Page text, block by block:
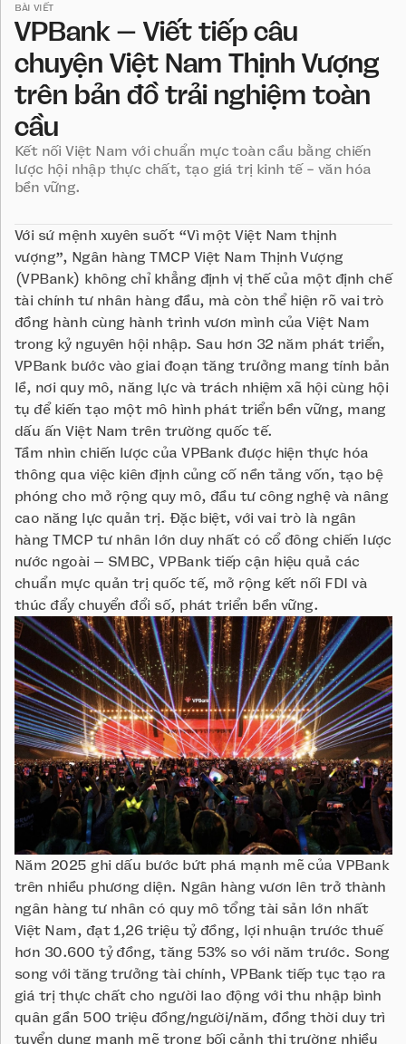
BÀI VIẾT
VPBank – Viết tiếp câu
chuyện Việt Nam Thịnh Vượng
trên bản đồ trải nghiệm toàn
cầu
Kết nối Việt Nam với chuẩn mực toàn cầu bằng chiến
lược hội nhập thực chất, tạo giá trị kinh tế - văn hóa
bền vững.
Với sứ mệnh xuyên suốt “Vì một Việt Nam thịnh
vượng”, Ngân hàng TMCP Việt Nam Thịnh Vượng
(VPBank) không chỉ khẳng định vị thế của một định chế
tài chính tư nhân hàng đầu, mà còn thể hiện rõ vai trò
đồng hành cùng hành trình vươn mình của Việt Nam
trong kỷ nguyên hội nhập. Sau hơn 32 năm phát triển,
VPBank bước vào giai đoạn tăng trưởng mang tính bản
lề, nơi quy mô, năng lực và trách nhiệm xã hội cùng hội
tụ để kiến tạo một mô hình phát triển bền vững, mang
dấu ấn Việt Nam trên trường quốc tế.
Tầm nhìn chiến lược của VPBank được hiện thực hóa
thông qua việc kiên định củng cố nền tảng vốn, tạo bệ
phóng cho mở rộng quy mô, đầu tư công nghệ và nâng
cao năng lực quản trị. Đặc biệt, với vai trò là ngân
hàng TMCP tư nhân lớn duy nhất có cổ đông chiến lược
nước ngoài – SMBC, VPBank tiếp cận hiệu quả các
chuẩn mực quản trị quốc tế, mở rộng kết nối FDI và
thúc đẩy chuyển đổi số, phát triển bền vững.
Năm 2025 ghi dấu bước bứt phá mạnh mẽ của VPBank
trên nhiều phương diện. Ngân hàng vươn lên trở thành
ngân hàng tư nhân có quy mô tổng tài sản lớn nhất
Việt Nam, đạt 1,26 triệu tỷ đồng, lợi nhuận trước thuế
hơn 30.600 tỷ đồng, tăng 53% so với năm trước. Song
song với tăng trưởng tài chính, VPBank tiếp tục tạo ra
giá trị thực chất cho người lao động với thu nhập bình
quân gần 500 triệu đồng/người/năm, đồng thời duy trì
tuyển dụng mạnh mẽ trong bối cảnh thị trường nhiều